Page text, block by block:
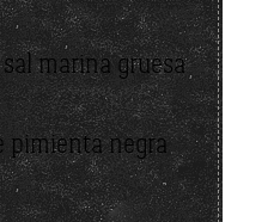
marina gruesa
pimienta negra